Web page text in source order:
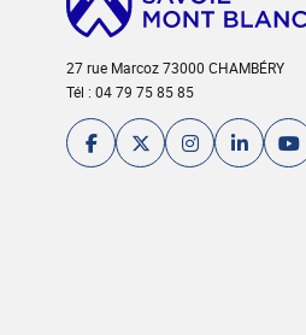
27 rue Marcoz 73000 CHAMBÉRY
Tél : 04 79 75 85 85